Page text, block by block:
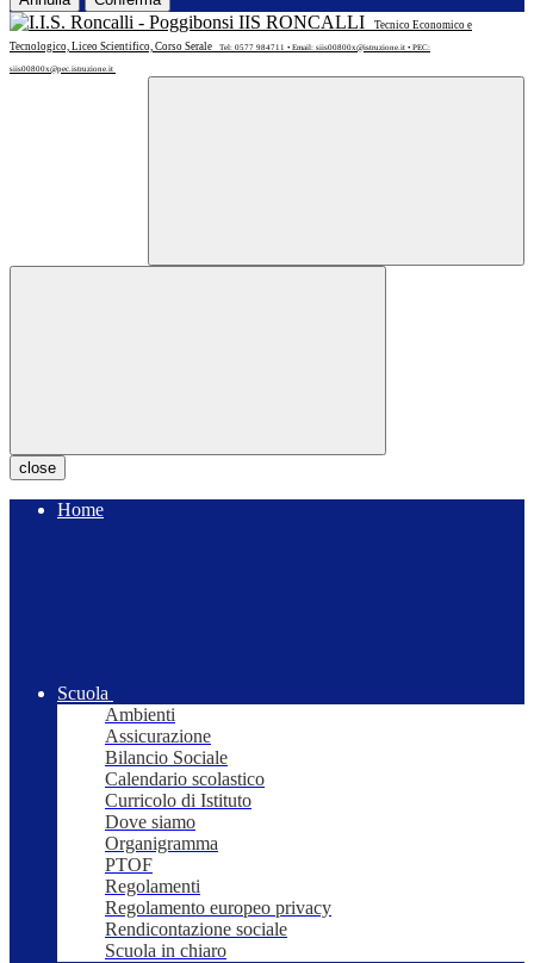
IIS RONCALLI
Tecnico Economico e
Tecnologico, Liceo Scientifico, Corso Serale
Tel: 0577 984711 • Email: siis00800x@istruzione.it • PEC:
siis00800x@pec.istruzione.it
close
Home
Scuola
Ambienti
Assicurazione
Bilancio Sociale
Calendario scolastico
Curricolo di Istituto
Dove siamo
Organigramma
PTOF
Regolamenti
Regolamento europeo privacy
Rendicontazione sociale
Scuola in chiaro